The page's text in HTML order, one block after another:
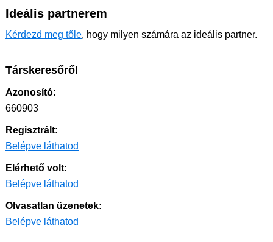
Ideális partnerem
Kérdezd meg tőle, hogy milyen számára az ideális partner.
Társkeresőről
Azonosító:
660903
Regisztrált:
Belépve láthatod
Elérhető volt:
Belépve láthatod
Olvasatlan üzenetek:
Belépve láthatod